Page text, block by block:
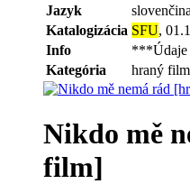
Jazyk
Katalogizácia SFU,
Info
***Údaje
Kategória
hraný film
Nikdo mě
film]